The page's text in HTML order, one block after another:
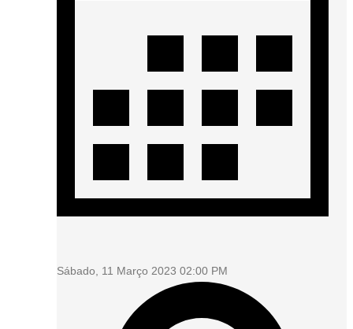
Sábado, 11 Março 2023 02:00 PM